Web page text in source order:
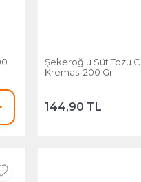
Şekeroğlu Süt Tozu
Kreması 200 Gr
144,90 TL